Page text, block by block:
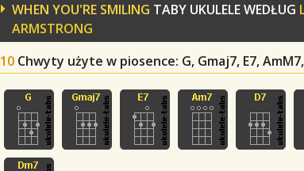
WHEN YOU'RE SMILING TABY UKULELE WEDŁUG
ARMSTRONG
10 Chwyty użyte w piosence: G, Gmaj7, E7,